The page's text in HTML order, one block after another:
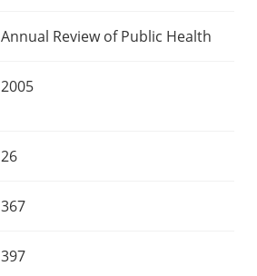
Annual Review of Public Health
2005
26
367
397